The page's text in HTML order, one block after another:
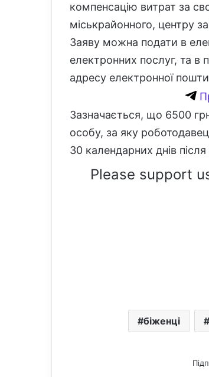
компенсацію витрат за
міськрайонного, центру
Заяву можна подати в
електронних послуг, та в
адресу електронної пошти
Зазначається, що 6500
особу, за яку
30 календарних днів
Please support
біженці